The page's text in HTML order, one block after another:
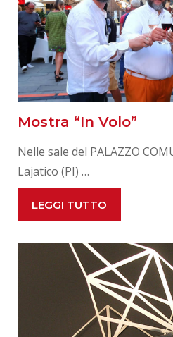
Mostra “In Volo”
Nelle sale del PALAZZO
Lajatico (PI) …
LEGGI TUTTO
“IN
VOLO”